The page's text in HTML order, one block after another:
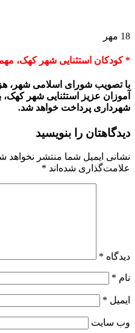
18 مهر
* کودکان استثنایی شهر کهک،
با تصویب شورای اسلامی شهر،
آموزان عزیز استثنایی شهر
شهرداری پرداخت خواهد شد.
دیدگاهتان را بنویسید
نشانی ایمیل شما منتشر نخواهد
علامت‌گذاری شده‌اند *
دیدگاه *
نام *
ایمیل *
وب‌ سایت